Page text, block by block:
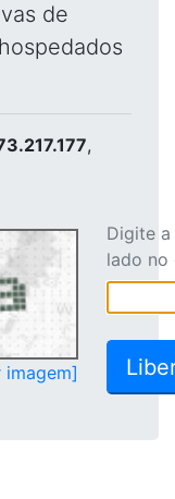
de
,
Digite
lado no